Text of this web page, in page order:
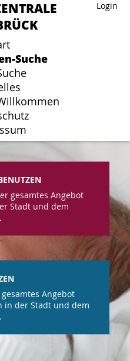
Login
Suche
Login
Suche
gesamtes Angebot
Stadt und dem
Angebot
in der Stadt und dem